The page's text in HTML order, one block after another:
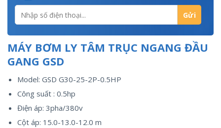
MÁY BƠM LY TÂM TRỤC NGANG ĐẦU
GANG GSD
Model: GSD G30-25-2P-0.5HP
Công suất : 0.5hp
Điện áp: 3pha/380v
Cột áp: 15.0-13.0-12.0 m